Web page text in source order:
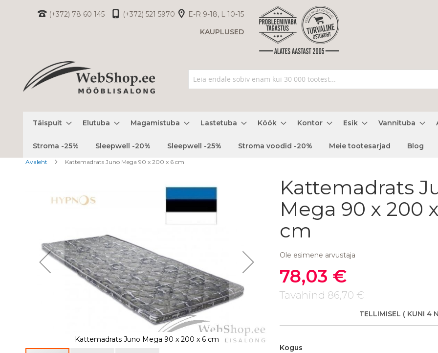
(+372) 78 60 145 (+372) 521 5970
E-R 9-18, L 10-15
KAUPLUSED
Täispuit Elutuba Magamistuba Lastetuba Köök Kontor Esik Vannituba
Stroma -25% Sleepwell -20% Sleepwell -25% Stroma voodid -20% Meie tootesarjad Blog
Avaleht Kattemadrats Juno Mega 90 x 200 x 6 cm
gallery
Kattemadrats Juno Mega 90 x 200 x 6 cm
Kattemadrats
Mega 90 x 200
cm
Ole esimene arvustaja
Soodushind
78,03 €
Tavahind 86,70 €
TELLIMISEL ( KUNI 4
Kogus